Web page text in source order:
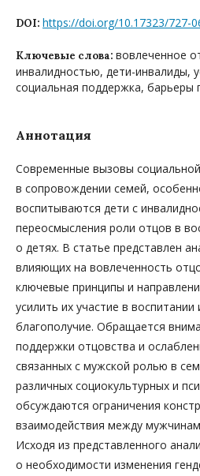
DOI: https://doi.org/10.17323/727-
Ключевые слова: вовлеченное
инвалидностью, дети-инвалиды,
социальная поддержка,
Аннотация
Современные вызовы
в сопровождении семей,
воспитываются дети с
переосмысления роли отцов в
о детях. В статье представлен
влияющих на вовлеченность
ключевые принципы и
усилить их участие в
благополучие. Обращается
поддержки отцовства и
связанных с мужской ролью в
различных социокультурных и
обсуждаются ограничения
взаимодействия между
Исходя из представленного
о необходимости изменения